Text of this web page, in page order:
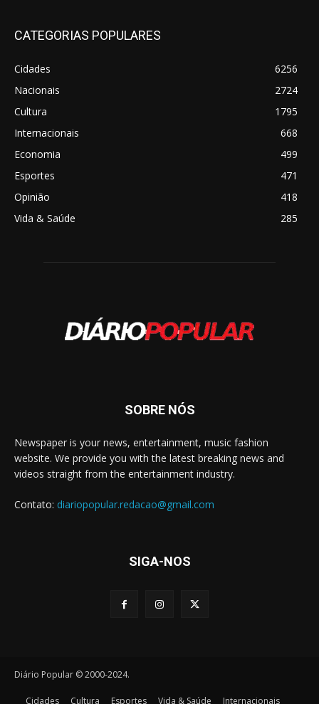
CATEGORIAS POPULARES
Cidades
6256
Nacionais
2724
Cultura
1795
Internacionais
668
Economia
499
Esportes
471
Opinião
418
Vida & Saúde
285
SOBRE NÓS
Newspaper is your news, entertainment, music fashion
website. We provide you with the latest breaking news and
videos straight from the entertainment industry.
Contato: diariopopular.redacao@gmail.com
SIGA-NOS
Diário Popular © 2000-2024.
Cidades Cultura Esportes Vida & Saúde Internacionais